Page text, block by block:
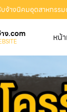
บจ้างนิคมอุตสาหกรร
ง.com หน้